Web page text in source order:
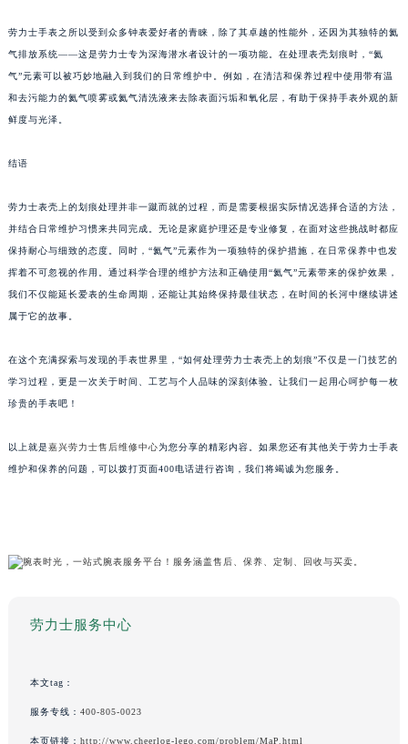
劳力士手表之所以受到众多钟表爱好者的青睐，除了其卓越的性能外，还因为其独特的氦
气排放系统——这是劳力士专为深海潜水者设计的一项功能。在处理表壳划痕时，“氦
气”元素可以被巧妙地融入到我们的日常维护中。例如，在清洁和保养过程中使用带有温
和去污能力的氦气喷雾或氦气清洗液来去除表面污垢和氧化层，有助于保持手表外观的新
鲜度与光泽。
结语
劳力士表壳上的划痕处理并非一蹴而就的过程，而是需要根据实际情况选择合适的方法，
并结合日常维护习惯来共同完成。无论是家庭护理还是专业修复，在面对这些挑战时都应
保持耐心与细致的态度。同时，“氦气”元素作为一项独特的保护措施，在日常保养中也发
挥着不可忽视的作用。通过科学合理的维护方法和正确使用“氦气”元素带来的保护效果，
我们不仅能延长爱表的生命周期，还能让其始终保持最佳状态，在时间的长河中继续讲述
属于它的故事。
在这个充满探索与发现的手表世界里，“如何处理劳力士表壳上的划痕”不仅是一门技艺的
学习过程，更是一次关于时间、工艺与个人品味的深刻体验。让我们一起用心呵护每一枚
珍贵的手表吧！
以上就是嘉兴劳力士售后维修中心为您分享的精彩内容。如果您还有其他关于劳力士手表
维护和保养的问题，可以拨打页面400电话进行咨询，我们将竭诚为您服务。
劳力士服务中心
本文tag：
服务专线： 400-805-0023
本页链接： http://www.cheerlog-lego.com/problem/MaP.html